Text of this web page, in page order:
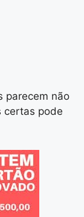
parecem não
certas pode